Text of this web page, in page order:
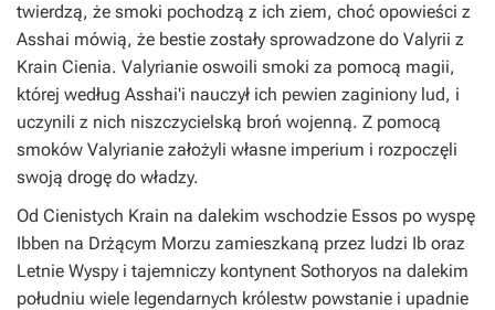
twierdzą, że smoki pochodzą z ich ziem, choć opowieści z
Asshai mówią, że bestie zostały sprowadzone do Valyrii z
Krain Cienia. Valyrianie oswoili smoki za pomocą magii,
której według Asshai'i nauczył ich pewien zaginiony lud, i
uczynili z nich niszczycielską broń wojenną. Z pomocą
smoków Valyrianie założyli własne imperium i rozpoczęli
swoją drogę do władzy.
Od Cienistych Krain na dalekim wschodzie Essos po wyspę
Ibben na Drżącym Morzu zamieszkaną przez ludzi Ib oraz
Letnie Wyspy i tajemniczy kontynent Sothoryos na dalekim
południu wiele legendarnych królestw powstanie i upadnie